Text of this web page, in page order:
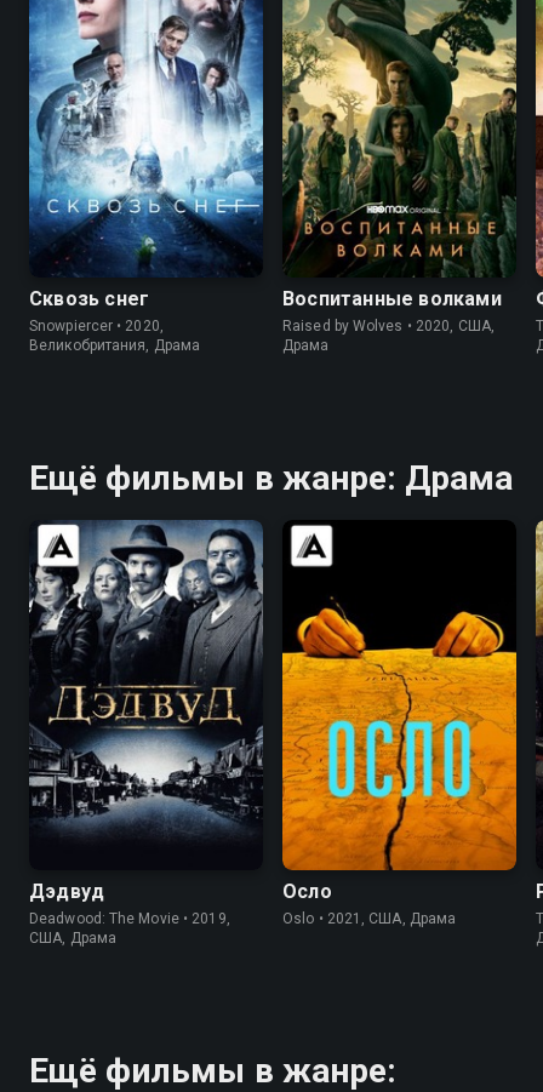
7.5 6.9
Сквозь снег
Snowpiercer • 2020,
Великобритания, Драма
7.1 7.4
Воспитанные волками
Raised by Wolves • 2020, США,
Драма
Ещё фильмы в жанре: Драма
6.6 7.3
Дэдвуд
Deadwood: The Movie • 2019,
США, Драма
7.3 6.7
Осло
Oslo • 2021, США, Драма
Ещё фильмы в жанре: